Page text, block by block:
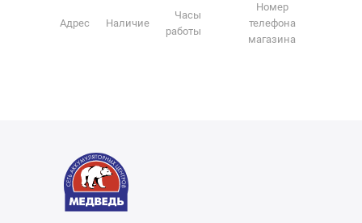
Адрес Наличие
Часы
работы
Номер
телефона
магазина